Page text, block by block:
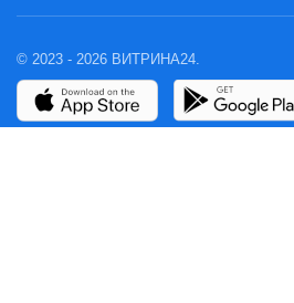
© 2023 - 2026 ВИТРИНА24.